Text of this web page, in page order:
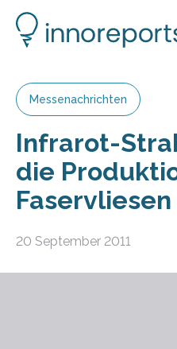
Messenachrichten
Infrarot-
die
Faservliesen
20 September 2011